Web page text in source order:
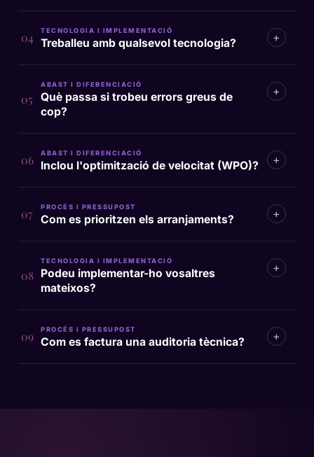
04 TECNOLOGIA I IMPLEMENTACIÓ
Treballeu amb qualsevol tecnologia? +
05
ABAST I DIFERENCIACIÓ
Què passa si trobeu errors greus de
cop?
+
06 ABAST I DIFERENCIACIÓ
Inclou l'optimització de velocitat (WPO)? +
07 PROCÉS I PRESSUPOST
Com es prioritzen els arranjaments? +
08
TECNOLOGIA I IMPLEMENTACIÓ
Podeu implementar-ho vosaltres
mateixos?
+
09 PROCÉS I PRESSUPOST
Com es factura una auditoria tècnica? +